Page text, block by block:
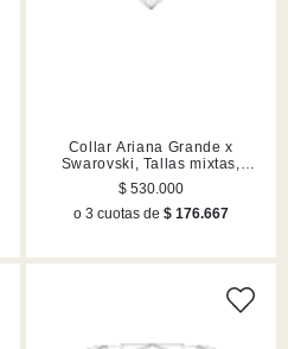
Collar Ariana Grande x
Swarovski, Tallas mixtas,
Libélula, Lilas, Acabado en
rodio
$ 530.000
o 3 cuotas de $ 176.667